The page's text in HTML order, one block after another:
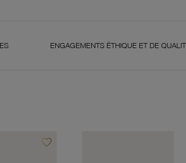
ENGAGEMENTS ÉTHIQUE ET DE QUALITÉ
favorite_borderAjouter à vos favoris